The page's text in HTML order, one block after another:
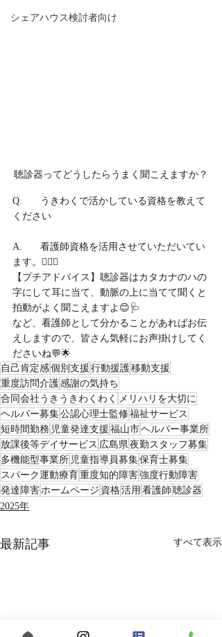
シェアハウス検討者向け
聴診器ってどうしたらうまく聞こえますか？
Q.	うきわくで活かしている資格を教えて
ください
A.	看護師資格を活用させていただいてい
ます。👩‍⚕️✨
【プチアドバイス】聴診器はカタカナのハの
字にして耳に当て、動脈の上に当てて聞くと
拍動がよく聞こえますよ😊🩺
など、看護師として分かることがあればお伝
えしますので、皆さん気軽にお声掛けしてく
ださいね💬🌟
自己肯定感個別支援 行動援護移動支援
重度訪問介護感謝の気持ち
合同会社うきうきわくわく
メリハリを大切に
ヘルパー募集公認心理士監修福祉サービス
短時間勤務 児童発達支援 福山市ヘルパー事業所
放課後等デイサービス 広島県 夜勤スタッフ募集
多機能型事業所 児童指導員募集保育士募集
スパーク運動療育重度知的障害強度行動障害
発達障害 ホームページ 資格活用 看護師 聴診器
2025年
最新記事 すべて表示